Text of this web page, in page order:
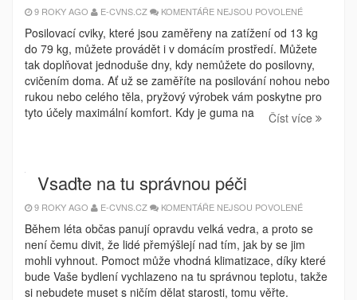
9 ROKY AGO E-CVNS.CZ KOMENTÁŘE NEJSOU POVOLENÉU
S
NÁZVEM
GUMY
CVIČENÍ
JSOU
IDEÁLNÍ
A
POMŮCKOU
PRO
Posilovací cviky, které jsou zaměřeny na zatížení od 13 kg
do 79 kg, můžete provádět i v domácím prostředí. Můžete
tak doplňovat jednoduše dny, kdy nemůžete do posilovny,
cvičením doma. Ať už se zaměříte na posilování nohou nebo
rukou nebo celého těla, pryžový výrobek vám poskytne pro
tyto účely maximální komfort. Kdy je guma na
Číst více
Vsaďte na tu správnou péči
9 ROKY AGO E-CVNS.CZ KOMENTÁŘE NEJSOU POVOLENÉU
S
NÁZVEM
VSAĎTE
TU
SPRÁVNOU
PÉČI
Během léta občas panují opravdu velká vedra, a proto se
není čemu divit, že lidé přemýšlejí nad tím, jak by se jim
mohli vyhnout. Pomoct může vhodná klimatizace, díky které
bude Vaše bydlení vychlazeno na tu správnou teplotu, takže
si nebudete muset s ničím dělat starosti, tomu věřte.